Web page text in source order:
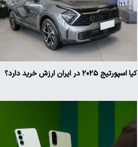
کیا اسپورتیج ۲۰۲۵ در ایران ارزش خرید دارد؟